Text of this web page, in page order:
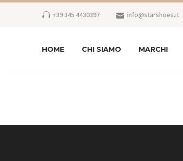
+39 345 4430397 info@starshoes.it
HOME CHI SIAMO MARCHI